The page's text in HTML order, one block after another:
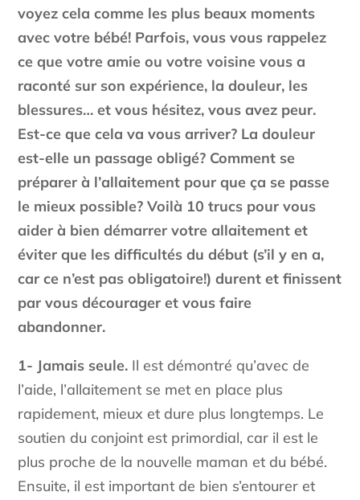
voyez cela comme les plus beaux moments
avec votre bébé! Parfois, vous vous rappelez
ce que votre amie ou votre voisine vous a
raconté sur son expérience, la douleur, les
blessures… et vous hésitez, vous avez peur.
Est-ce que cela va vous arriver? La douleur
est-elle un passage obligé? Comment se
préparer à l’allaitement pour que ça se passe
le mieux possible? Voilà 10 trucs pour vous
aider à bien démarrer votre allaitement et
éviter que les difficultés du début (s’il y en a,
car ce n’est pas obligatoire!) durent et finissent
par vous décourager et vous faire
abandonner.
1- Jamais seule. Il est démontré qu’avec de
l’aide, l’allaitement se met en place plus
rapidement, mieux et dure plus longtemps. Le
soutien du conjoint est primordial, car il est le
plus proche de la nouvelle maman et du bébé.
Ensuite, il est important de bien s’entourer et